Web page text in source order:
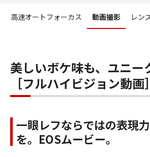
高速オートフォーカス 動画撮影 レン
美しいボケ味も、ユニー
［フルハイビジョン動画］
一眼レフならではの表現
を。EOSムービー。